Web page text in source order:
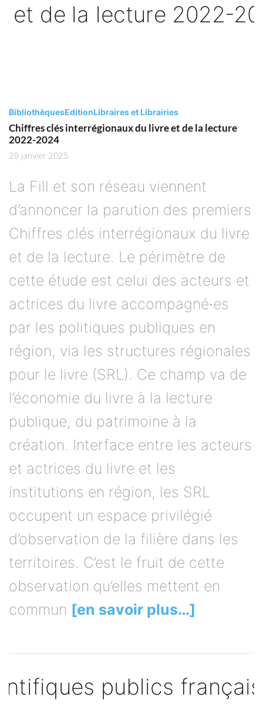
BibliothèquesEditionLibraires et Librairies
Chiffres clés interrégionaux du livre et de la lecture
2022-2024
29 janvier 2025
La Fill et son réseau viennent
d’annoncer la parution des premiers
Chiffres clés interrégionaux du livre
et de la lecture. Le périmètre de
cette étude est celui des acteurs et
actrices du livre accompagné∙es
par les politiques publiques en
région, via les structures régionales
pour le livre (SRL). Ce champ va de
l’économie du livre à la lecture
publique, du patrimoine à la
création. Interface entre les acteurs
et actrices du livre et les
institutions en région, les SRL
occupent un espace privilégié
d’observation de la filière dans les
territoires. C’est le fruit de cette
observation qu’elles mettent en
commun [en savoir plus…]